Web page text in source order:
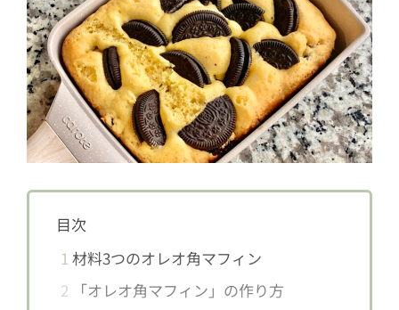
目次
1 材料3つのオレオ角マフィン
2 「オレオ角マフィン」の作り方